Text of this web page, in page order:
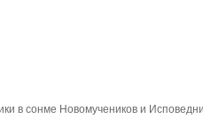
в сонме Новомучеников и